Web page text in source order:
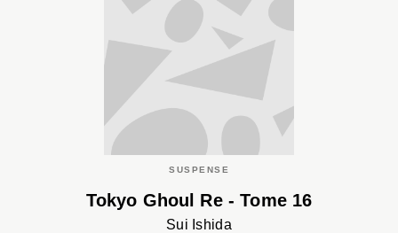
SUSPENSE
Tokyo Ghoul Re - Tome 16
Sui Ishida